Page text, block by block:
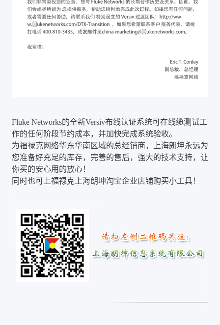
Fluke Networks的全新Versiv布线认证系统可在线缆测试工
作的任何阶段节约成本，并加快完成系统验收。
为福禄克网络华东华南区域的总经销商，上海朗坤永远为
您准备好充足的库存，完善的售后，强大的技术支持，让
你买的安心用的放心！
同时也可上福禄克上海朗坤淘宝企业店铺购买小工具！